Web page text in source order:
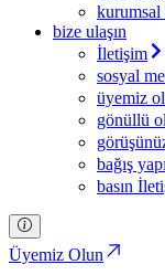
bize ulaşın
İletişim
sosyal
üyemiz
gönüllü
bağış
basın
Üyemiz Olun